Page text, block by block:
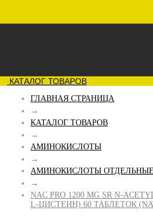
КАТАЛОГ ТОВАРОВ
ГЛАВНАЯ СТРАНИЦА
→
КАТАЛОГ ТОВАРОВ
→
АМИНОКИСЛОТЫ
→
АМИНОКИСЛОТЫ ОТДЕЛЬНЫЕ
→
NAC PRO 1200 MG SR N-
L-ЦИСТЕИН) 60 ТАБЛЕТОК